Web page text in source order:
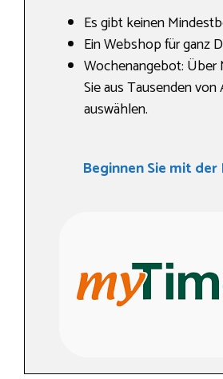
Es gibt keinen
Ein Webshop für ganz
Wochenangebot: Über
Sie aus Tausenden
auswählen.
Beginnen Sie mit